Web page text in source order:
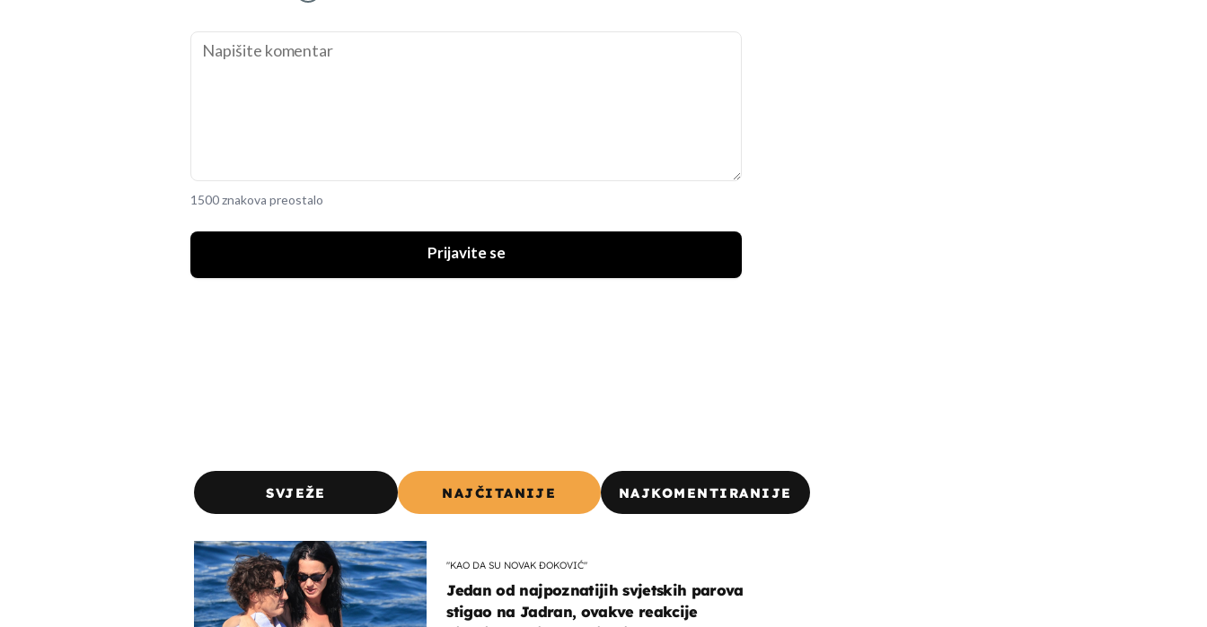
1500 znakova preostalo
Prijavite se
SVJEŽE NAJČITANIJE NAJKOMENTIRANIJE
"KAO DA SU NOVAK ĐOKOVIĆ"
Jedan od najpoznatijih svjetskih parova
stigao na Jadran, ovakve reakcije